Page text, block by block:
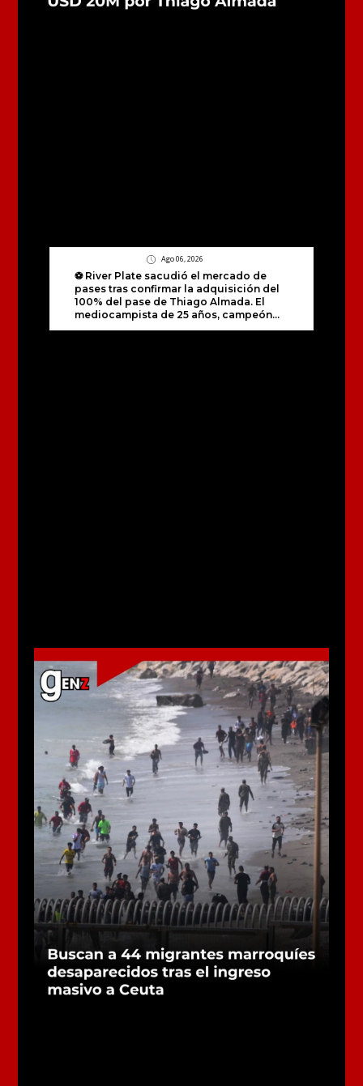
Ago 06, 2026
⚽️ River Plate sacudió el mercado de
pases tras confirmar la adquisición del
100% del pase de Thiago Almada. El
mediocampista de 25 años, campeón...